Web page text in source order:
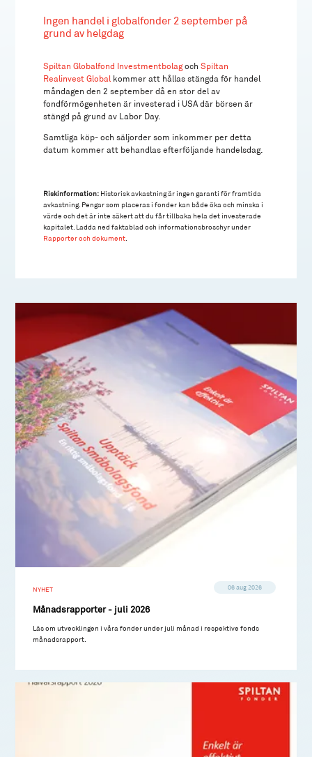
Ingen handel i globalfonder 2 september på
grund av helgdag
Spiltan Globalfond InvestmentbolagochSpiltan
Realinvest Global
kommer att hållas stängda för handel
måndagen den 2 september då en stor del av
fondförmögenheten är investerad i USA där börsen är
stängd på grund av Labor Day.
Samtliga köp- och säljorder som inkommer per detta
datum kommer att behandlas efterföljande handelsdag.
Riskinformation: Historisk avkastning är ingen garanti för framtida
avkastning. Pengar som placeras i fonder kan både öka och minska i
värde och det är inte säkert att du får tillbaka hela det investerade
kapitalet. Ladda ned faktablad och informationsbroschyr under
Rapporter och dokument
NYHET 06 aug 2026
Månadsrapporter - juli 2026
Läs om utvecklingen i våra fonder under juli månad i respektive fonds
månadsrapport.